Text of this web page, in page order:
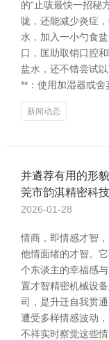
的“止咳最快一招
咙，还能减少炎症
水，加入一小勺食
口，匡助取销口腔
盐水，还不错尝试
**：使用加湿器或
新闻动态
并遴荐有用的形
莞市韵淇精密科
2026-01-28
情商，即情感才智
他情面绪的才智。
个东谈主的幸福感
置才智精密机械设
司，是升迁自我贯
遭受多样情感波动
不祥实时察觉这些